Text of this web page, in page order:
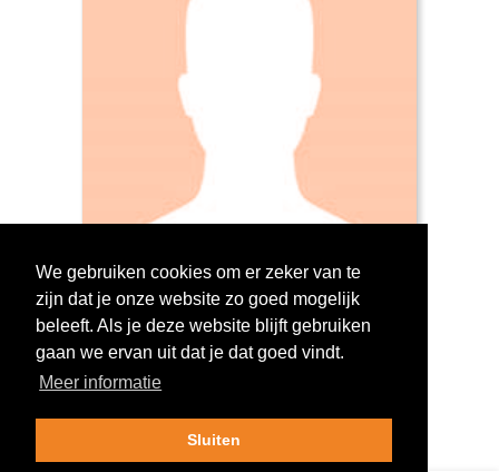
Log in om te stemmen!
We gebruiken cookies om er zeker van te
zijn dat je onze website zo goed mogelijk
beleeft. Als je deze website blijft gebruiken
gaan we ervan uit dat je dat goed vindt.
Meer informatie
Sluiten